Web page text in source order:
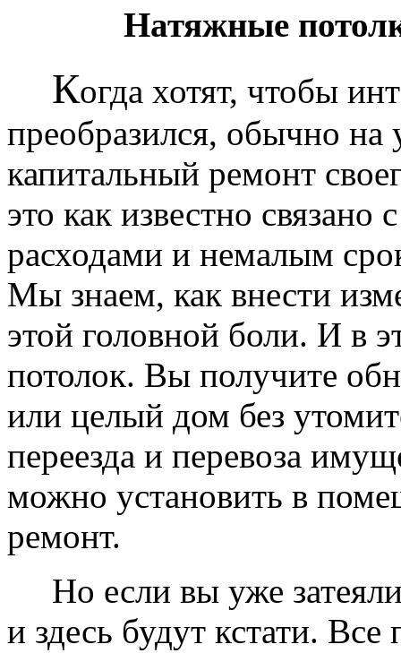
Натяжные
Когда хотят, чтобы
преобразился, обычно на
капитальный ремонт
это как известно
расходами и немалым
Мы знаем, как внести
этой головной боли. И в
потолок. Вы получите
или целый дом без
переезда и перевоза
можно установить в
ремонт.
Но если вы уже
и здесь будут кстати.